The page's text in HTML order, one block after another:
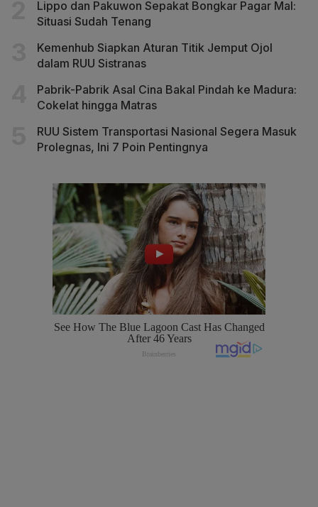
Lippo dan Pakuwon Sepakat Bongkar Pagar Mal:
Situasi Sudah Tenang
Kemenhub Siapkan Aturan Titik Jemput Ojol
dalam RUU Sistranas
Pabrik-Pabrik Asal Cina Bakal Pindah ke Madura:
Cokelat hingga Matras
RUU Sistem Transportasi Nasional Segera Masuk
Prolegnas, Ini 7 Poin Pentingnya